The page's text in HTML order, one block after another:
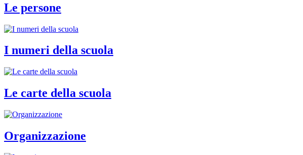
Le persone
I numeri della scuola
Le carte della scuola
Organizzazione